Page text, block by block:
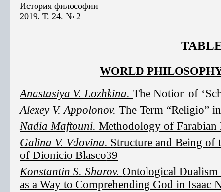
История философии
2019. Т. 24. № 2
WORLD
Anastasiya V. Lozhkina.The Notion of
Alexey V. Appolonov.The Term “Religio”
Nadia Maftouni.Methodology of
Galina V. Vdovina. Structure and Being of
of Dionicio Blasco39
Konstantin S. Sharov. Ontological Dualism
as a Way to Comprehending God in Isaac